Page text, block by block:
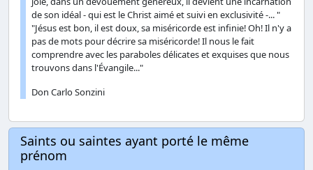
de son idéal - qui est le Christ aimé et suivi en exclusivité -... "
"Jésus est bon, il est doux, sa miséricorde est infinie! Oh! Il n'y a
pas de mots pour décrire sa miséricorde! Il nous le fait
comprendre avec les paraboles délicates et exquises que nous
trouvons dans l'Évangile..."
Don Carlo Sonzini
Saints ou saintes ayant porté le même
prénom